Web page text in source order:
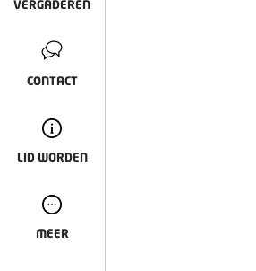
VERGADEREN
CONTACT
LID WORDEN
MEER